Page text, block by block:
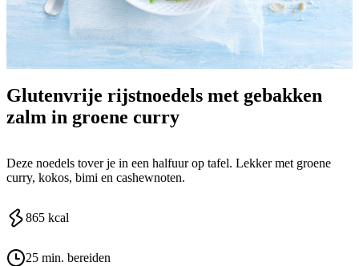
Glutenvrije rijstnoedels met gebakken
zalm in groene curry
Deze noedels tover je in een halfuur op tafel. Lekker met groene
curry, kokos, bimi en cashewnoten.
865 kcal
25 min. bereiden